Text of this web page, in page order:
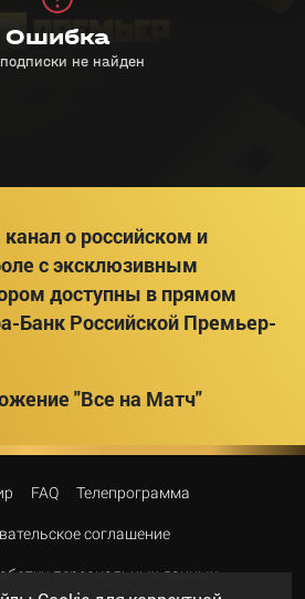
о российском и
с эксклюзивным
доступны в прямом
Банк Российской Премьер-
"Все на Матч"
FAQ Телепрограмма
соглашение
персональных данных